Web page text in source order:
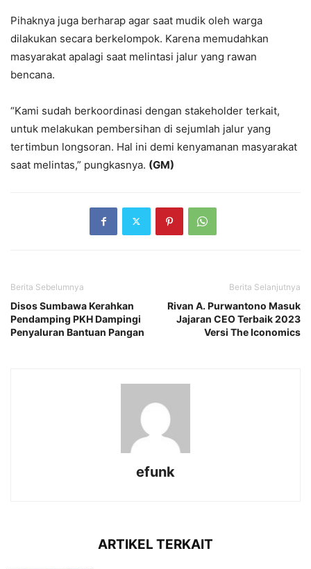
Pihaknya juga berharap agar saat mudik oleh warga
dilakukan secara berkelompok. Karena memudahkan
masyarakat apalagi saat melintasi jalur yang rawan
bencana.
“Kami sudah berkoordinasi dengan stakeholder terkait,
untuk melakukan pembersihan di sejumlah jalur yang
tertimbun longsoran. Hal ini demi kenyamanan masyarakat
saat melintas,” pungkasnya. (GM)
Berita Sebelumnya
Disos Sumbawa Kerahkan
Pendamping PKH Dampingi
Penyaluran Bantuan Pangan
Berita Selanjutnya
Rivan A. Purwantono Masuk
Jajaran CEO Terbaik 2023
Versi The Iconomics
efunk
ARTIKEL TERKAIT